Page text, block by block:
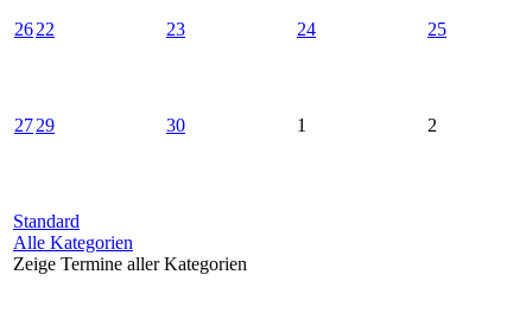
2622 23 24 25
2729 30 1 2
Standard
Alle Kategorien
Zeige Termine aller Kategorien